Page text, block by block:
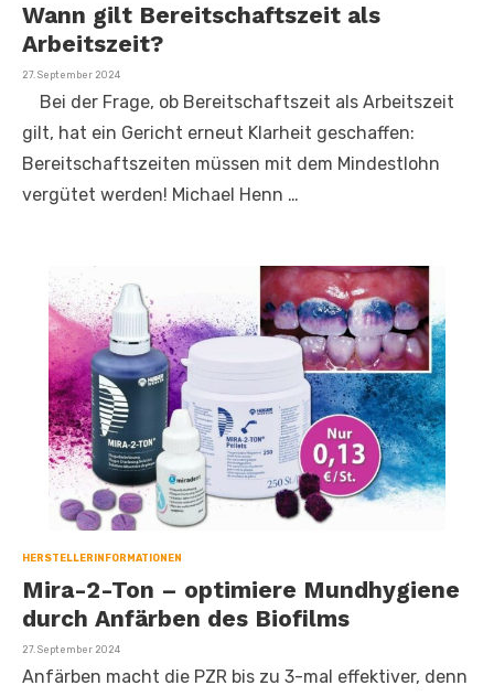
Wann gilt Bereitschaftszeit als
Arbeitszeit?
Veröffentlicht
27. September 2024
Bei der Frage, ob Bereitschaftszeit als Arbeitszeit
gilt, hat ein Gericht erneut Klarheit geschaffen:
Bereitschaftszeiten müssen mit dem Mindestlohn
vergütet werden! Michael Henn …
HERSTELLERINFORMATIONEN
Mira-2-Ton – optimiere Mundhygiene
durch Anfärben des Biofilms
Veröffentlicht
27. September 2024
Anfärben macht die PZR bis zu 3-mal effektiver, denn